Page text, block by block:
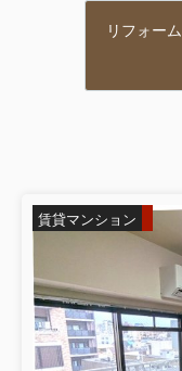
リフォー
賃貸マンション